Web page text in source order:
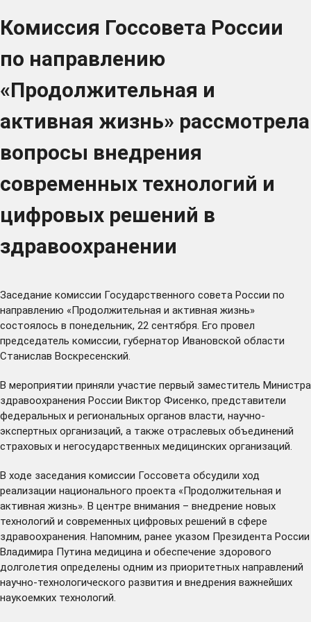
Комиссия Госсовета России
по направлению
«Продолжительная и
активная жизнь» рассмотрела
вопросы внедрения
современных технологий и
цифровых решений в
здравоохранении
Заседание комиссии Государственного совета России по
направлению «Продолжительная и активная жизнь»
состоялось в понедельник, 22 сентября. Его провел
председатель комиссии, губернатор Ивановской области
Станислав Воскресенский.
В мероприятии приняли участие первый заместитель Министра
здравоохранения России Виктор Фисенко, представители
федеральных и региональных органов власти, научно-
экспертных организаций, а также отраслевых объединений
страховых и негосударственных медицинских организаций.
В ходе заседания комиссии Госсовета обсудили ход
реализации национального проекта «Продолжительная и
активная жизнь». В центре внимания – внедрение новых
технологий и современных цифровых решений в сфере
здравоохранения. Напомним, ранее указом Президента России
Владимира Путина медицина и обеспечение здорового
долголетия определены одним из приоритетных направлений
научно-технологического развития и внедрения важнейших
наукоемких технологий.